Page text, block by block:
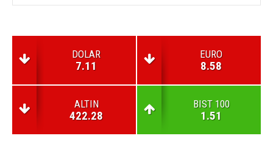
DOLAR
7.11
EURO
8.58
ALTIN
422.28
BIST 100
1.51